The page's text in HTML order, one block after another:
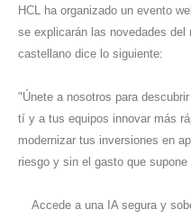
HCL ha organizado un evento
se explicarán las novedades del
castellano dice lo siguiente:
"Únete a nosotros para
tí y a tus equipos innovar más
modernizar tus inversiones en
riesgo y sin el gasto que
Accede a una IA segura y